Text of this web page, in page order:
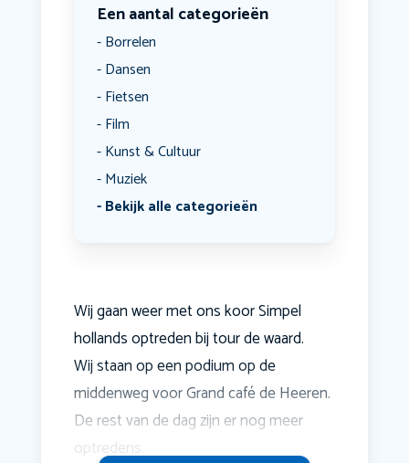
Een aantal categorieën
Borrelen
Dansen
Fietsen
Film
Kunst & Cultuur
Muziek
Bekijk alle categorieën
Wij gaan weer met ons koor Simpel
hollands optreden bij tour de waard.
Wij staan op een podium op de
middenweg voor Grand café de Heeren.
De rest van de dag zijn er nog meer
optredens.